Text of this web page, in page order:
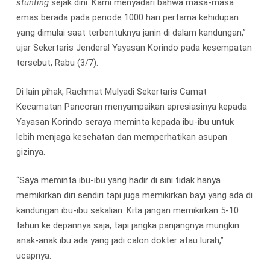
stuntingsejak dini. Kami menyadari bahwa masa-masa
emas berada pada periode 1000 hari pertama kehidupan
yang dimulai saat terbentuknya janin di dalam kandungan,”
ujar Sekertaris Jenderal Yayasan Korindo pada kesempatan
tersebut, Rabu (3/7).
Di lain pihak, Rachmat Mulyadi Sekertaris Camat
Kecamatan Pancoran menyampaikan apresiasinya kepada
Yayasan Korindo seraya meminta kepada ibu-ibu untuk
lebih menjaga kesehatan dan memperhatikan asupan
gizinya.
“Saya meminta ibu-ibu yang hadir di sini tidak hanya
memikirkan diri sendiri tapi juga memikirkan bayi yang ada di
kandungan ibu-ibu sekalian. Kita jangan memikirkan 5-10
tahun ke depannya saja, tapi jangka panjangnya mungkin
anak-anak ibu ada yang jadi calon dokter atau lurah,”
ucapnya.